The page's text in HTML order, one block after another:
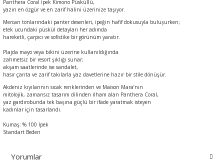
Panthera Coral İpek Kimono Püsküllü,
yazın en özgür ve en zarif halini üzerinize taşıyor.
Mercan tonlarındaki panter desenleri, ipeğin hafif dokusuyla buluşurken;
etek ucundaki püskül detayları her adımda
hareketli, çarpıcı ve sofistike bir görünüm yaratır.
Plajda mayo veya bikini üzerine kullanıldığında
zahmetsiz bir resort şıklığı sunar;
akşam saatlerinde ise sandalet,
hasır çanta ve zarif takılarla yaz davetlerine hazır bir stile dönüşür.
Akdeniz kıyılarının sıcak renklerinden ve Maison Mara’nın
mitolojik, zamansız tasarım dilinden ilham alan Panthera Coral,
yaz gardırobunda tek başına güçlü bir ifade yaratmak isteyen
kadınlar için tasarlandı.
Kumaş: % 100 İpek
Standart Beden
Yorumlar